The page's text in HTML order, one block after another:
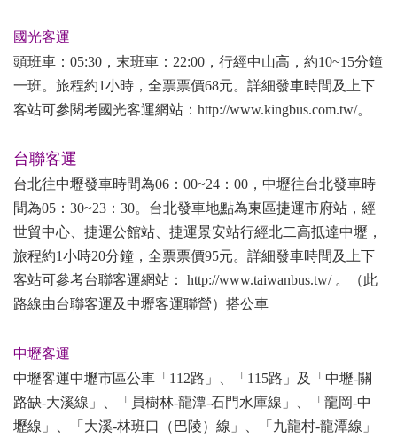
國光客運
頭班車：05:30，末班車：22:00，行經中山高，約10~15分鐘
一班。旅程約1小時，全票票價68元。詳細發車時間及上下
客站可參閱考國光客運網站： http://www.kingbus.com.tw/。
台聯客運
台北往中壢發車時間為06：00~24：00，中壢往台北發車時
間為05：30~23：30。台北發車地點為東區捷運市府站，經
世貿中心、捷運公館站、捷運景安站行經北二高抵達中壢，
旅程約1小時20分鐘，全票票價95元。詳細發車時間及上下
客站可參考台聯客運網站： http://www.taiwanbus.tw/。（此
路線由台聯客運及中壢客運聯營）搭公車
中壢客運
中壢客運中壢市區公車「112路」、「115路」及「中壢-關
路缺-大溪線」、「員樹林-龍潭-石門水庫線」、「龍岡-中
壢線」、「大溪-林班口（巴陵）線」、「九龍村-龍潭線」